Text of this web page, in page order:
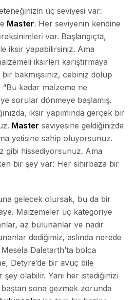
üç seviyesi var:
Master. Her seviyenin kendine
var. Başlangıçta,
iksir yapabilirsiniz. Ama
iksirleri karıştırmaya
bakmışsınız, cebiniz dolup
kadar malzeme ne
sorular dönmeye başlamış.
iksir yapımında gerçek bir
Master seviyesine geldiğinizde
yetisine sahip oluyorsunuz.
gibi hissediyorsunuz. Ama
bir şey var: Her sihirbaza bir
gelecek olursak, bu da bir
Malzemeler üç kategoriye
az bulunanlar ve nadir
dediğimiz, aslında nerede
Daletarth’ta bolca
Detyre’de bir avuç bile
şey olabilir. Yani her istediğinizi
sona gezmek zorunda